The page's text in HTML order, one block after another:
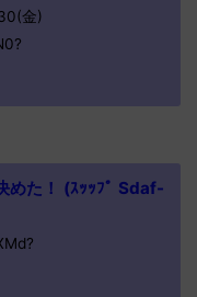
金)
めた！ (ｽｯｯﾌﾟ Sdaf-